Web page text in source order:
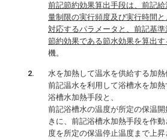
前記節約効果算出手段は、前記
量制限の実行頻度及び実行時間
対応するパラメータと、前記基
節約効果である節水効果を算出す
機。
水を加熱して温水を供給する加熱
前記温水を利用して浴槽水を加
浴槽水加熱手段と、
前記浴槽水の温度が所定の保温
きに、前記浴槽水加熱手段を作
度を所定の保温停止温度まで上